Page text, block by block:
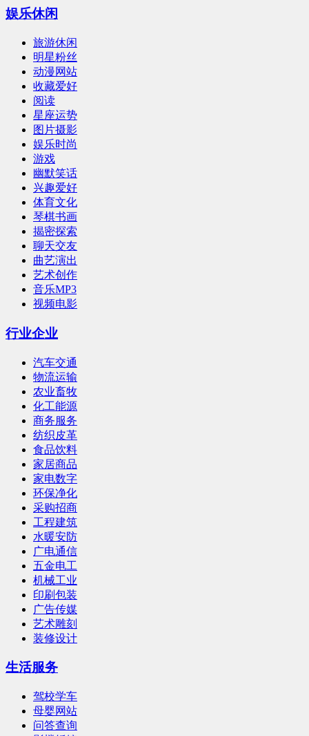
娱乐休闲
旅游休闲
明星粉丝
动漫网站
收藏爱好
阅读
星座运势
图片摄影
娱乐时尚
游戏
幽默笑话
兴趣爱好
体育文化
琴棋书画
揭密探索
聊天交友
曲艺演出
艺术创作
音乐MP3
视频电影
行业企业
汽车交通
物流运输
农业畜牧
化工能源
商务服务
纺织皮革
食品饮料
家居商品
家电数字
环保净化
采购招商
工程建筑
水暖安防
广电通信
五金电工
机械工业
印刷包装
广告传媒
艺术雕刻
装修设计
生活服务
驾校学车
母婴网站
问答查询